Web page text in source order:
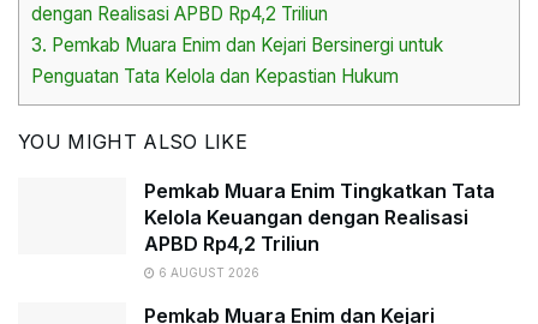
dengan Realisasi APBD Rp4,2 Triliun
3. Pemkab Muara Enim dan Kejari Bersinergi untuk
Penguatan Tata Kelola dan Kepastian Hukum
YOU MIGHT ALSO LIKE
Pemkab Muara Enim Tingkatkan Tata
Kelola Keuangan dengan Realisasi
APBD Rp4,2 Triliun
6 AUGUST 2026
Pemkab Muara Enim dan Kejari